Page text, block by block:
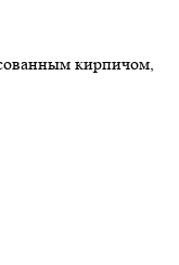
кирпичом,